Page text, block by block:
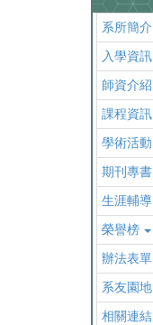
系所簡介
入學資訊
師資介紹
課程資訊
學術活動
期刊專書
生涯輔導
榮譽榜
辦法表單
系友園地
相關連結